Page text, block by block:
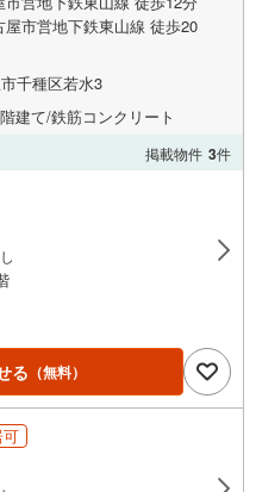
市営地下鉄東山線 徒歩20
千種区若水3
建て/鉄筋コンクリート
掲載物件 3件
る （無料）